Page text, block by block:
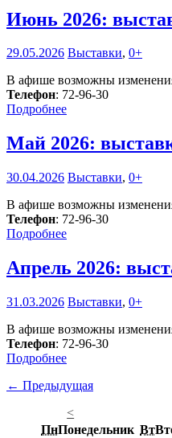
Июнь 2026:
29.05.2026 Выставки, 0+
В афише возможны
Телефон: 72-96-30
Подробнее
Май 2026:
30.04.2026 Выставки, 0+
В афише возможны
Телефон: 72-96-30
Подробнее
Апрель 2026:
31.03.2026 Выставки, 0+
В афише возможны
Телефон: 72-96-30
Подробнее
← Предыдущая
<
ПнПонедельник Вт